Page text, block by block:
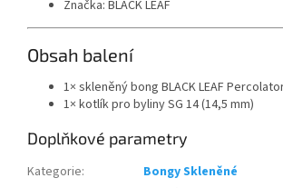
Značka: BLACK LEAF
Obsah balení
1× skleněný bong BLACK LEAF
1× kotlík pro byliny SG 14 (14,5 mm)
Doplňkové parametry
Kategorie:
Bongy Skleněné